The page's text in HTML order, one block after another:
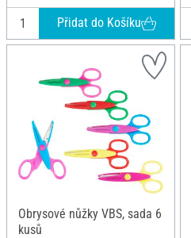
Přidat do Košíku
Obrysové nůžky VBS, sada 6
kusů